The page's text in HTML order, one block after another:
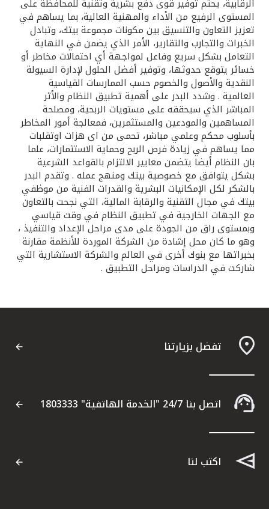
الرقابية، يحتم توفير قوى دفع بشرية وتقنية للمحافظة على
المستوى الرفيع من الأداء والمهنية العالية، بما يساهم في
تعزيز التعاون والتنسيق بين مكونات مجموعة بيتك، وتبادل
الخبرات والتجارب والتقارير، الأمر الذي يضمن في النهاية
التعامل بشكل سريع وفاعل لمواجهة أي احتمالات مخاطر أو
خسائر يتوقع حدوثها، وتوفير أفضل الحلول لإدارة السيولة
النقدية والأصول والخصوم حسب الممارسات القياسية
العالمية . وشدد البدر على أهمية تطبيق النظام والأثر
المباشر الذي سيحققه على مستويات الربحية، ومصلحة
المساهمين والمودعين والمستثمرين، فمعالجة أمور المخاطر
بأسلوب محكم وعلمي مباشر، تحمى من اى هزات اوتقلبات
مما يساهم في زيادة فرص الربح وحماية الاستثمارات، علما
بان النظام أيضا يتضمن معايير الالتزام بالقواعد الشرعية
بشكل يتوافق مع خصوصية بيتك ومنهج عمله . وتقدم البدر
بالشكر لكل الإمكانيات البشرية والقدرات الفنية من موظفي
بيتك في مجال التقنية والرقابة المالية، التي نجحت بالتعاون
مع الجهات الخارجية في تطبيق النظام في وقت قياسي
وبمستوى راق من الجودة على مدى مراحل الإعداد والتنفيذ ،
وهو ما كان محل إشادة من الشركة الموردة للأنظمة مقارنة
بخبراتها مع بنوك أخرى في العالم والشركة الاستشارية التي
شاركت في الدراسات ومراحل التطبيق .
تفضل بزيارتنا
اتصل بنا 24/7 "الخدمة الهاتفية" 1803333
اكتب لنا